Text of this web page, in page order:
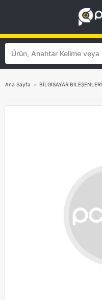
Ana Sayfa > BİLGİSAYAR BİLEŞENLERİ